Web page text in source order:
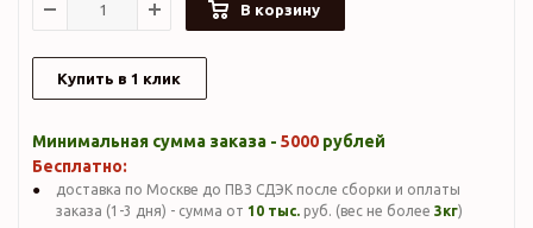
В корзину
Купить в 1 клик
Минимальная сумма заказа - 5000 рублей
Бесплатно:
доставка по Москве до ПВЗ СДЭК после сборки и оплаты
заказа (1-3 дня) - сумма от 10 тыс. руб. (вес не более 3кг)